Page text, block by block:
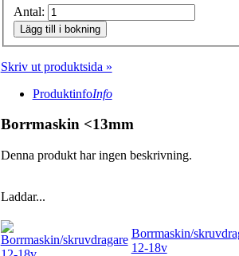
Antal:
Lägg till i bokning
Skriv ut produktsida »
ProduktinfoInfo
Borrmaskin <13mm
Denna produkt har ingen beskrivning.
Laddar...
Borrmaskin/
12-18v